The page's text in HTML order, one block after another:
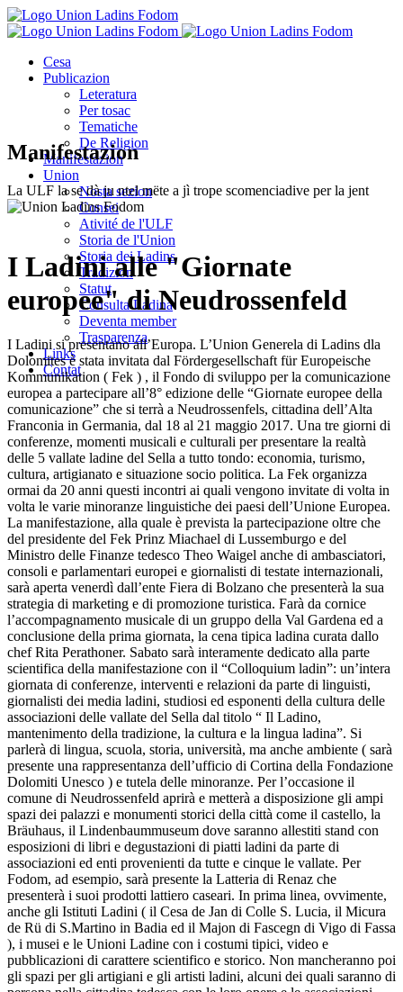
Cesa
Publicazion
Leteratura
Per tosac
Tematiche
De Religion
Manifestazion
Union
Nosta sezion
Consei
Ativité de l'ULF
Storia de l'Union
Storia dei Ladins
Tradizion
Statut
Consulta Ladina
Deventa member
Trasparenza
Links
Contat
Manifestazion
La ULF la se dà ju ntel mëte a jì trope scomenciadive per la jent
I Ladini alle "Giornate
europee" di Neudrossenfeld
I Ladini si presentano all’Europa. L’Union Generela di Ladins dla
Dolomites è stata invitata dal Fördergesellschaft für Europeische
Kommunikation ( Fek ) , il Fondo di sviluppo per la comunicazione
europea a partecipare all’8° edizione delle “Giornate europee della
comunicazione” che si terrà a Neudrossenfels, cittadina dell’Alta
Franconia in Germania, dal 18 al 21 maggio 2017. Una tre giorni di
conferenze, momenti musicali e culturali per presentare la realtà
delle 5 vallate ladine del Sella a tutto tondo: economia, turismo,
cultura, artigianato e situazione socio politica. La Fek organizza
ormai da 20 anni questi incontri ai quali vengono invitate di volta in
volta le varie minoranze linguistiche dei paesi dell’Unione Europea.
La manifestazione, alla quale è prevista la partecipazione oltre che
del presidente del Fek Prinz Miachael di Lussemburgo e del
Ministro delle Finanze tedesco Theo Waigel anche di ambasciatori,
consoli e parlamentari europei e giornalisti di testate internazionali,
sarà aperta venerdì dall’ente Fiera di Bolzano che presenterà la sua
strategia di marketing e di promozione turistica. Farà da cornice
l’accompagnamento musicale di un gruppo della Val Gardena ed a
conclusione della prima giornata, la cena tipica ladina curata dallo
chef Rita Perathoner. Sabato sarà interamente dedicato alla parte
scientifica della manifestazione con il “Colloquium ladin”: un’intera
giornata di conferenze, interventi e relazioni da parte di linguisti,
giornalisti dei media ladini, studiosi ed esponenti della cultura delle
associazioni delle vallate del Sella dal titolo “ Il Ladino,
mantenimento della tradizione, la cultura e la lingua ladina”. Si
parlerà di lingua, scuola, storia, università, ma anche ambiente ( sarà
presente una rappresentanza dell’ufficio di Cortina della Fondazione
Dolomiti Unesco ) e tutela delle minoranze. Per l’occasione il
comune di Neudrossenfeld aprirà e metterà a disposizione gli ampi
spazi dei palazzi e monumenti storici della città come il castello, la
Bräuhaus, il Lindenbaummuseum dove saranno allestiti stand con
esposizioni di libri e degustazioni di piatti ladini da parte di
associazioni ed enti provenienti da tutte e cinque le vallate. Per
Fodom, ad esempio, sarà presente la Latteria di Renaz che
presenterà i suoi prodotti lattiero caseari. In prima linea, ovvimente,
anche gli Istituti Ladini ( il Cesa de Jan di Colle S. Lucia, il Micura
de Rü di S.Martino in Badia ed il Majon di Fascegn di Vigo di Fassa
), i musei e le Unioni Ladine con i costumi tipici, video e
pubblicazioni di carattere scientifico e storico. Non mancheranno poi
gli spazi per gli artigiani e gli artisti ladini, alcuni dei quali saranno di